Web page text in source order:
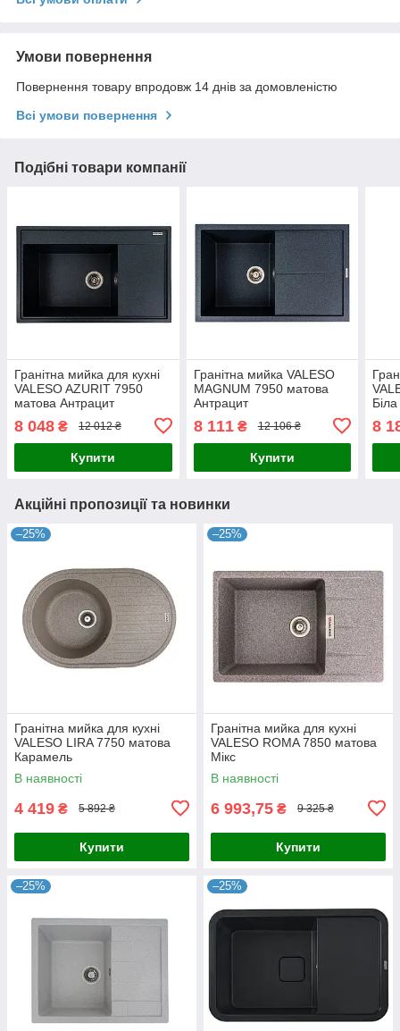
Умови повернення
Повернення товару впродовж 14 днів за домовленістю
Всі умови повернення
Подібні товари компанії
Гранітна мийка для кухні
VALESO AZURIT 7950
матова Антрацит
8 048 ₴ 12 012 ₴
Купити
Гранітна мийка VALESO
MAGNUM 7950 матова
Антрацит
8 111₴ 12 106 ₴
Купити
8
Акційні пропозиції та новинки
–25%
Гранітна мийка для кухні
VALESO LIRA 7750 матова
Карамель
В наявності
4 419 ₴ 5 892 ₴
Купити
–25%
Гранітна мийка для кухні
VALESO ROMA 7850 матова
Мікс
В наявності
6 993,75 ₴ 9 325 ₴
Купити
–25% –25%